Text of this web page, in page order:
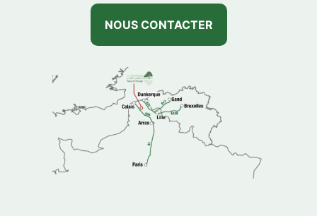
NOUS CONTACTER